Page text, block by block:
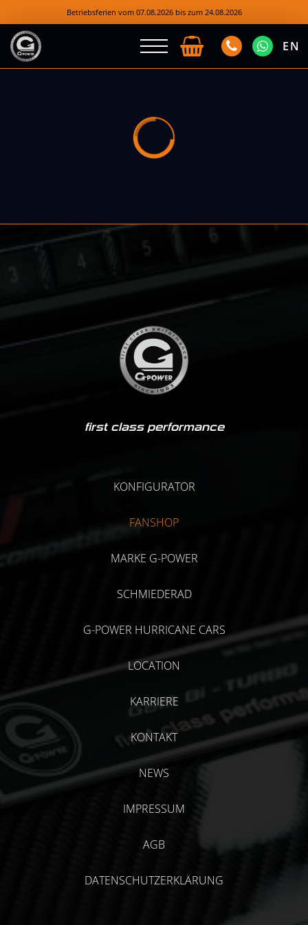
Betriebsferien vom 07.08.2026 bis zum 24.08.2026
EN
first class performance
KONFIGURATOR
FANSHOP
MARKE G-POWER
SCHMIEDERAD
G-POWER HURRICANE CARS
LOCATION
KARRIERE
KONTAKT
NEWS
IMPRESSUM
AGB
DATENSCHUTZERKLÄRUNG